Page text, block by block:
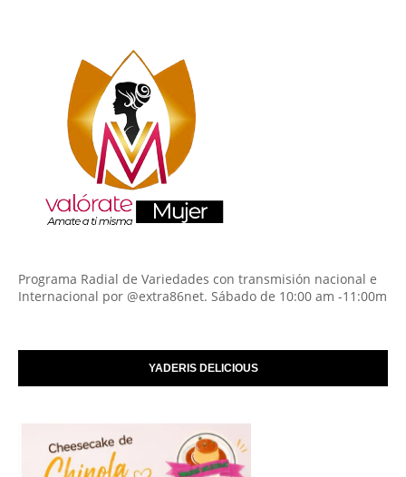
Programa Radial de Variedades con transmisión nacional e
Internacional por @extra86net. Sábado de 10:00 am -11:00m
YADERIS DELICIOUS